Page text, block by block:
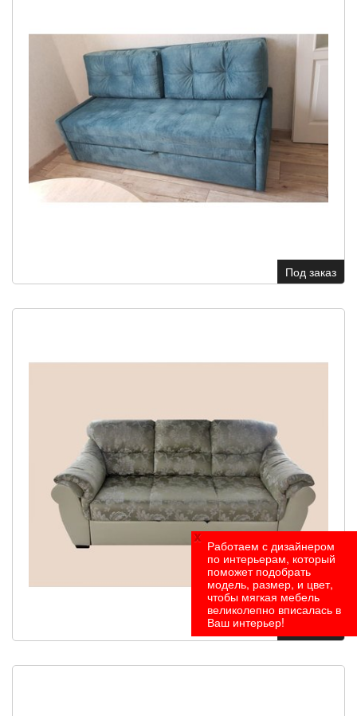
Под заказ
Работаем с дизайнером
по интерьерам, который
поможет подобрать
модель, размер, и цвет,
чтобы мягкая мебель
великолепно вписалась в
Ваш интерьер!
x